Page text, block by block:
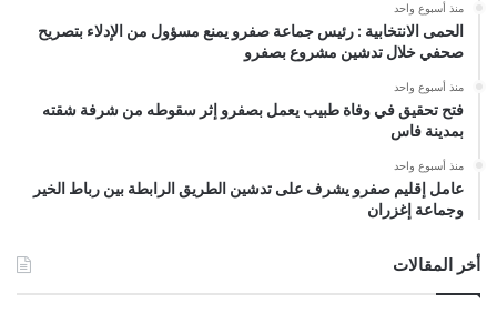
منذ أسبوع واحد
الحمى الانتخابية : رئيس جماعة صفرو يمنع مسؤول من الإدلاء بتصريح
صحفي خلال تدشين مشروع بصفرو
منذ أسبوع واحد
فتح تحقيق في وفاة طبيب يعمل بصفرو إثر سقوطه من شرفة شقته
بمدينة فاس
منذ أسبوع واحد
عامل إقليم صفرو يشرف على تدشين الطريق الرابطة بين رباط الخير
وجماعة إغزران
أخر المقالات